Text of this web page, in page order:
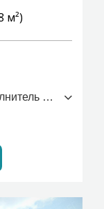
м²)
ТОЛЩИНА СТЕН 150 ММ, наполнитель ПСБС (стоимость за 1м2)